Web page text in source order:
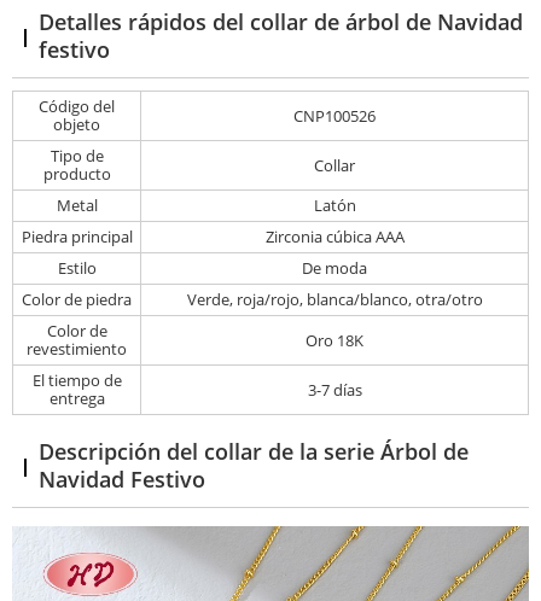
Detalles rápidos del collar de árbol de Navidad
festivo
Código del
objeto
CNP100526
Tipo de
producto
Collar
Metal
Latón
Piedra principal
Zirconia cúbica AAA
Estilo
De moda
Color de piedra
Verde, roja/rojo, blanca/blanco, otra/otro
Color de
revestimiento
Oro 18K
El tiempo de
entrega
3-7 días
Descripción del collar de la serie Árbol de
Navidad Festivo